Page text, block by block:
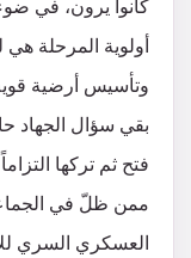
كانوا يرون، في
أولوية المرحلة هي
وتأسيس أرضية
بقي سؤال
فتح ثم تركها
ممن ظلّ في
العسكري السري